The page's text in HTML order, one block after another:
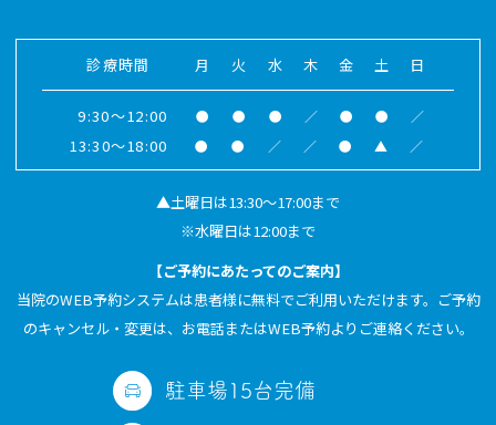
診療時間 月 火 水 木 金 土 日
9:30～12:00 ● ● ● ／ ● ● ／
13:30～18:00 ● ● ／ ／ ● ▲ ／
▲土曜日は13:30～17:00まで
※水曜日は12:00まで
【ご予約にあたってのご案内】
当院のWEB予約システムは患者様に無料でご利用いただけます。ご予約
のキャンセル・変更は、お電話またはWEB予約よりご連絡ください。
駐車場15台完備